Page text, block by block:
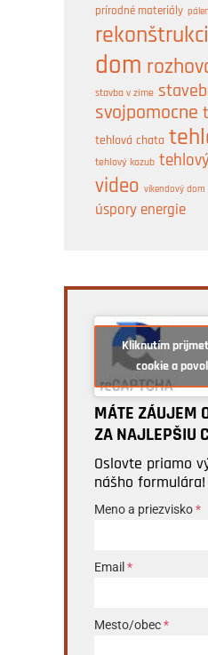
prírodné materiály
dom
stavba v zime
svojpomocne
tehlová chata
tehlový kozub
video víkendový dom
úspory energie
Kliknutím
cookie a
MÁTE ZÁUJEM
ZA NAJLEPŠIU
Oslovte priamo
nášho formulára!
Meno a priezvisko*
Email *
Mesto/obec*